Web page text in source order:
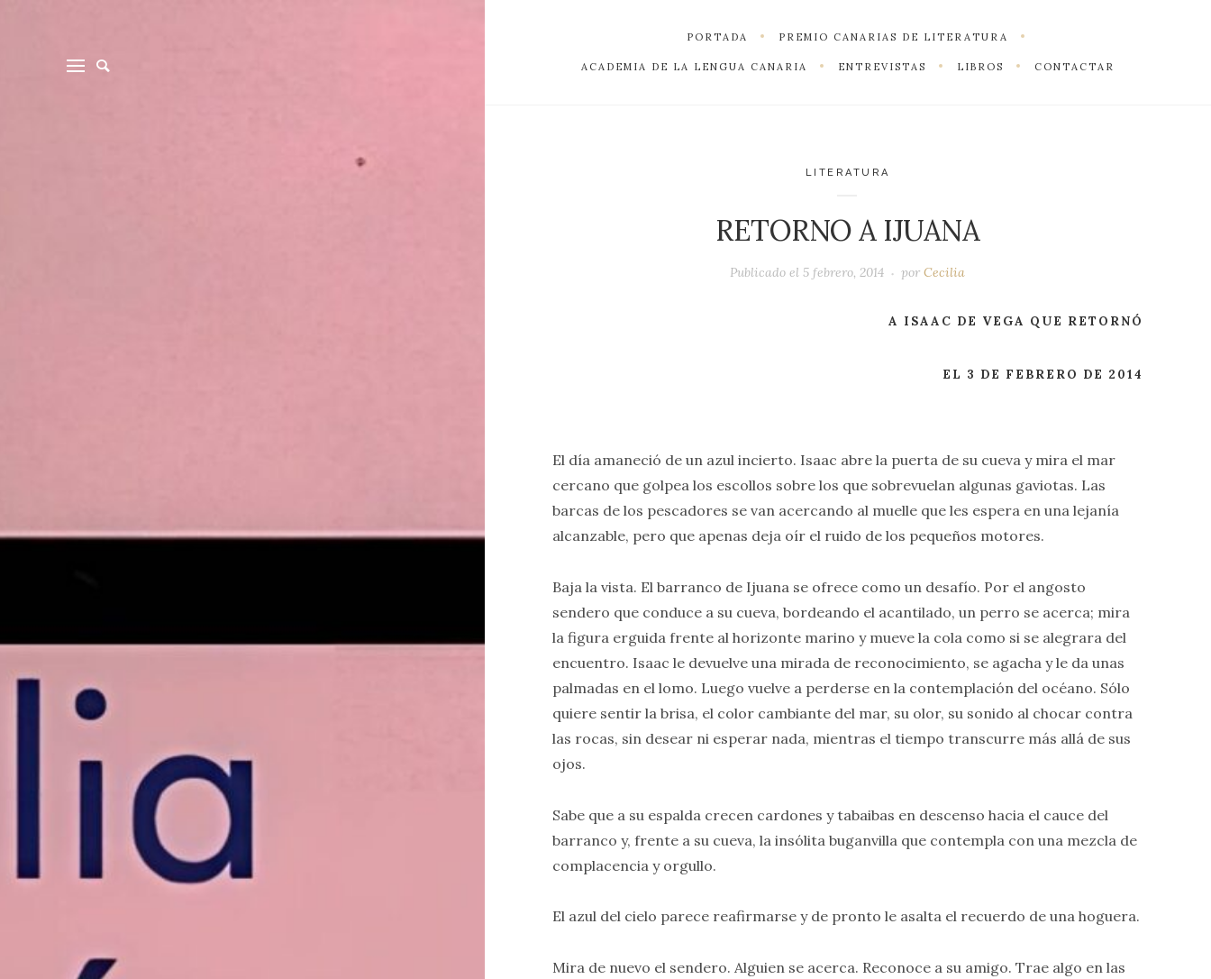
PORTADA PREMIO CANARIAS DE LITERATURA
ACADEMIA DE LA LENGUA CANARIA ENTREVISTAS LIBROS CONTACTAR
LITERATURA
RETORNO A IJUANA
Publicado el5 febrero, 2014 porCecilia
A ISAAC DE VEGA QUE RETORNÓ
EL 3 DE FEBRERO DE 2014
El día amaneció de un azul incierto. Isaac abre la puerta de su cueva y mira el mar
cercano que golpea los escollos sobre los que sobrevuelan algunas gaviotas. Las
barcas de los pescadores se van acercando al muelle que les espera en una lejanía
alcanzable, pero que apenas deja oír el ruido de los pequeños motores.
Baja la vista. El barranco de Ijuana se ofrece como un desafío. Por el angosto
sendero que conduce a su cueva, bordeando el acantilado, un perro se acerca; mira
la figura erguida frente al horizonte marino y mueve la cola como si se alegrara del
encuentro. Isaac le devuelve una mirada de reconocimiento, se agacha y le da unas
palmadas en el lomo. Luego vuelve a perderse en la contemplación del océano. Sólo
quiere sentir la brisa, el color cambiante del mar, su olor, su sonido al chocar contra
las rocas, sin desear ni esperar nada, mientras el tiempo transcurre más allá de sus
ojos.
Sabe que a su espalda crecen cardones y tabaibas en descenso hacia el cauce del
barranco y, frente a su cueva, la insólita buganvilla que contempla con una mezcla de
complacencia y orgullo.
El azul del cielo parece reafirmarse y de pronto le asalta el recuerdo de una hoguera.
Mira de nuevo el sendero. Alguien se acerca. Reconoce a su amigo. Trae algo en las